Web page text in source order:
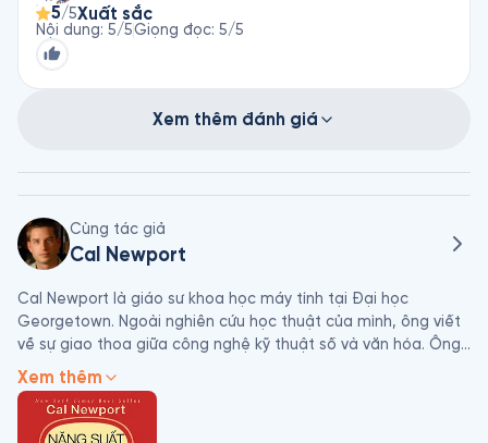
chữ.
5/5Xuất sắc
Nội dung: 5/5Giọng đọc: 5/5
Xem thêm đánh giá
Cùng tác giả
Cal Newport
Cal Newport là giáo sư khoa học máy tính tại Đại học
Georgetown. Ngoài nghiên cứu học thuật của mình, ông viết
về sự giao thoa giữa công nghệ kỹ thuật số và văn hóa. Ông
đặc biệt quan tâm đến cuộc đấu tranh để triển khai các
công cụ này theo những cách thức mang tính xây dựng thay
vì phá hủy những thứ mọi người quan tâm trong cuộc sống.
Xem thêm